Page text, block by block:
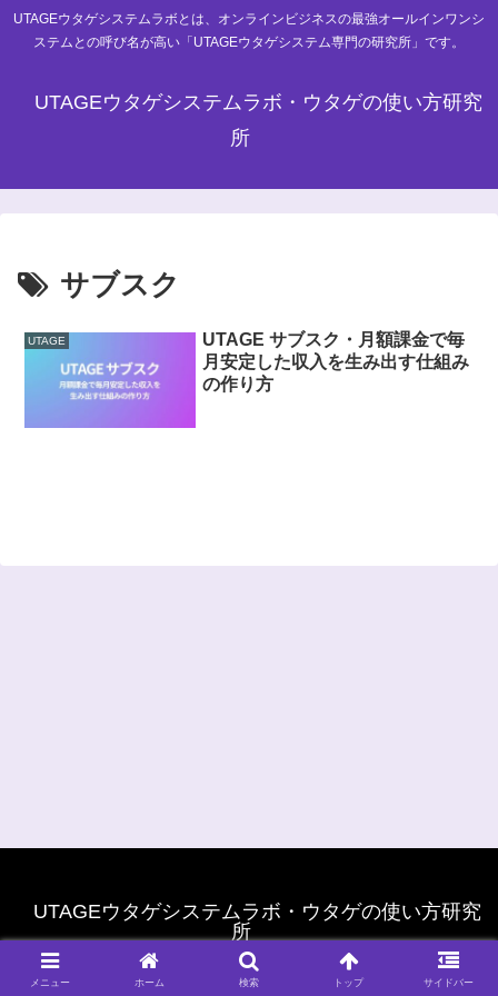
UTAGEウタゲシステムラボとは、オンラインビジネスの最強オールインワンシ
ステムとの呼び名が高い「UTAGEウタゲシステム専門の研究所」です。
UTAGEウタゲシステムラボ・ウタゲの使い方研究
所
サブスク
UTAGE
UTAGE サブスク・月額課金で毎
月安定した収入を生み出す仕組み
の作り方
UTAGEウタゲシステムラボ・ウタゲの使い方研究
所
© 2022 UTAGEウタゲシステムラボ・ウタゲの使い方研究所.
メニュー ホーム 検索 トップ サイドバー